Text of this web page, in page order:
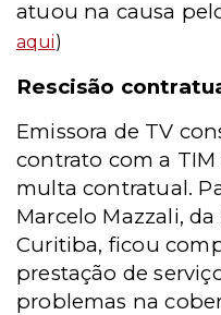
atuou na causa
aqui)
Rescisão
Emissora de TV
contrato com a
multa contratual.
Marcelo Mazzali, da
Curitiba, ficou
prestação de
problemas na